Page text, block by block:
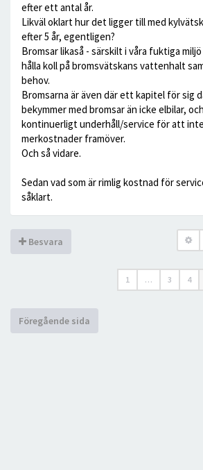
efter ett antal år.
Likväl oklart hur det ligger till med
efter 5 år, egentligen?
Bromsar likaså - särskilt i våra fuktiga
hålla koll på bromsvätskans vattenhalt
behov.
Bromsarna är även där ett kapitel för sig
bekymmer med bromsar än icke elbilar,
kontinuerligt underhåll/service för att
merkostnader framöver.
Och så vidare.
Sedan vad som är rimlig kostnad för
såklart.
Besvara
1 … 3 4
Föregående sida